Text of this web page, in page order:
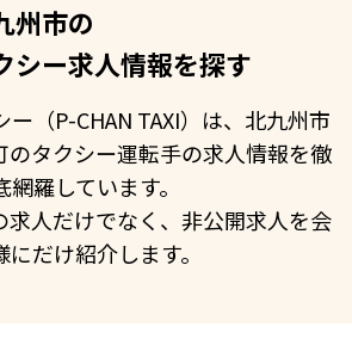
州市の
シー求人情報を探す
ー（P-CHAN TAXI）は、北九州市
のタクシー運転手の求人情報を徹
網羅しています。
求人だけでなく、非公開求人を会
にだけ紹介します。